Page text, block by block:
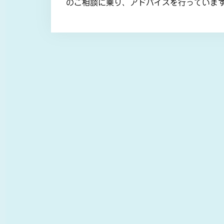
のご相談に乗り、アドバイスを行っていま